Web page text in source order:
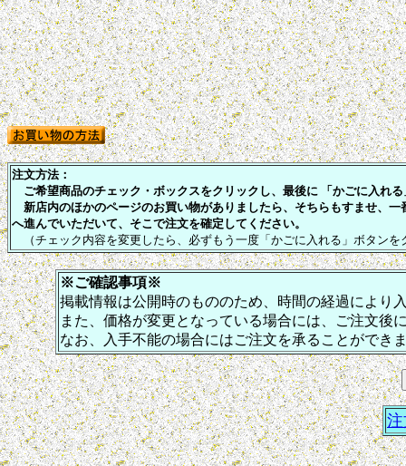
注文方法：
ご希望商品のチェック・ボックスをクリックし、最後に 「かごに入れ
新店内のほかのページのお買い物がありましたら、そちらもすませ、一
へ進んでいただいて、そこで注文を確定してください。
（チェック内容を変更したら、必ずもう一度「かごに入れる」ボタン
※ご確認事項※
掲載情報は公開時のもののため、時間の経過により
また、価格が変更となっている場合には、ご注文後
なお、入手不能の場合にはご注文を承ることができ